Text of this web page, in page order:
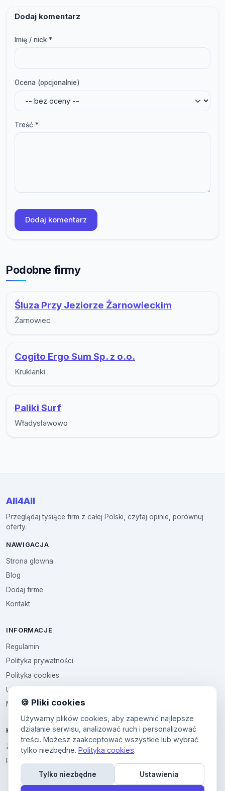
Dodaj komentarz
Imię / nick *
Ocena (opcjonalnie)
Treść *
Dodaj komentarz
Podobne firmy
Śluza Przy Jeziorze Żarnowieckim
Żarnowiec
Cogito Ergo Sum Sp. z o.o.
Kruklanki
Paliki Surf
Władysławowo
All4All
Przeglądaj tysiące firm z całej Polski, czytaj opinie, porównuj
oferty.
NAWIGACJA
Strona glowna
Blog
Dodaj firme
Kontakt
INFORMACJE
Regulamin
Polityka prywatności
Polityka cookies
Ustawienia cookies
Multikod
KONTO
Zaloguj sie
Panel uzytkownika
🍪 Pliki cookies
Używamy plików cookies, aby zapewnić najlepsze
działanie serwisu, analizować ruch i personalizować
treści. Możesz zaakceptować wszystkie lub wybrać
tylko niezbędne. Polityka cookies.
Tylko niezbędne Ustawienia